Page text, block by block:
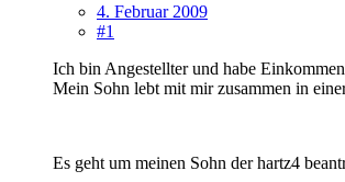
4. Februar 2009
#1
Ich bin Angestellter und habe
Mein Sohn lebt mit mir zusammen in
Es geht um meinen Sohn der hartz4